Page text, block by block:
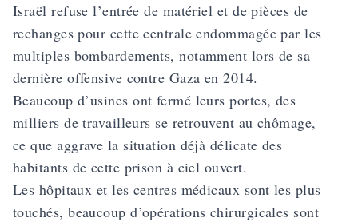
Israël refuse l’entrée de matériel et de pièces de
rechanges pour cette centrale endommagée par les
multiples bombardements, notamment lors de sa
dernière offensive contre Gaza en 2014.
Beaucoup d’usines ont fermé leurs portes, des
milliers de travailleurs se retrouvent au chômage,
ce que aggrave la situation déjà délicate des
habitants de cette prison à ciel ouvert.
Les hôpitaux et les centres médicaux sont les plus
touchés, beaucoup d’opérations chirurgicales sont